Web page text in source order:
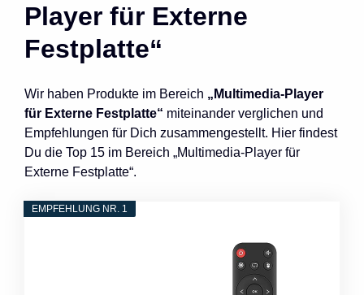
Player für Externe
Festplatte“
Wir haben Produkte im Bereich „Multimedia-Player
für Externe Festplatte“ miteinander verglichen und
Empfehlungen für Dich zusammengestellt. Hier findest
Du die Top 15 im Bereich „Multimedia-Player für
Externe Festplatte“.
EMPFEHLUNG NR. 1